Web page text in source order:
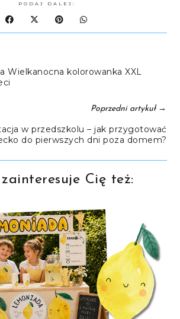
PODAJ DALEJ:
Wielkanocna kolorowanka XXL
Poprzedni artykuł→
w przedszkolu – jak przygotować
do pierwszych dni poza domem?
Cię też: